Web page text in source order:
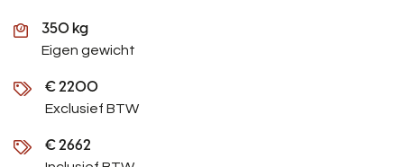
350 kg
Eigen gewicht
€ 2200
Exclusief BTW
€ 2662